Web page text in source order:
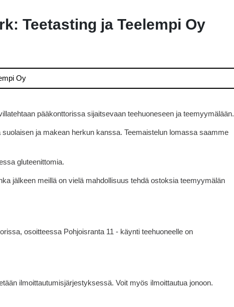
Teetasting ja Teelempi Oy
Oy
pääkonttorissa sijaitsevaan teehuoneseen ja teemyymälään.
ja makean herkun kanssa. Teemaistelun lomassa saamme
gluteenittomia.
jälkeen meillä on vielä mahdollisuus tehdä ostoksia teemyymälän
osoitteessa Pohjoisranta 11 - käynti teehuoneelle on
ilmoittautumisjärjestyksessä. Voit myös ilmoittautua jonoon.